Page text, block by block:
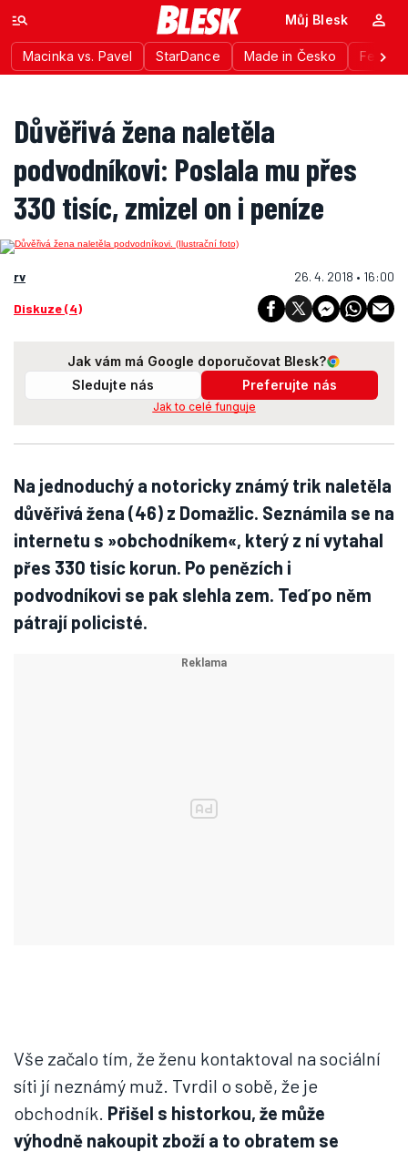
Macinka vs. Pavel StarDance Made in Česko
Můj Blesk
Důvěřivá žena naletěla
podvodníkovi: Poslala mu přes
330 tisíc, zmizel on i peníze
rv 26. 4. 2018 • 16:00
Diskuze (4)
Jak vám má Google doporučovat Blesk?
Sledujte nás
Preferujte nás
Jak to celé funguje
Na jednoduchý a notoricky známý trik naletěla
důvěřivá žena (46) z Domažlic. Seznámila se na
internetu s »obchodníkem«, který z ní vytahal
přes 330 tisíc korun. Po penězích i
podvodníkovi se pak slehla zem. Teď po něm
pátrají policisté.
Vše začalo tím, že ženu kontaktoval na sociální
síti jí neznámý muž. Tvrdil o sobě, že je
obchodník. Přišel s historkou, že může
výhodně nakoupit zboží a to obratem se